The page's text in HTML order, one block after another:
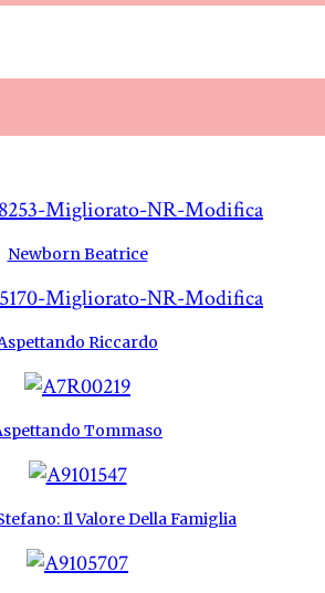
Newborn Beatrice
Riccardo
Tommaso
Il Valore Della Famiglia